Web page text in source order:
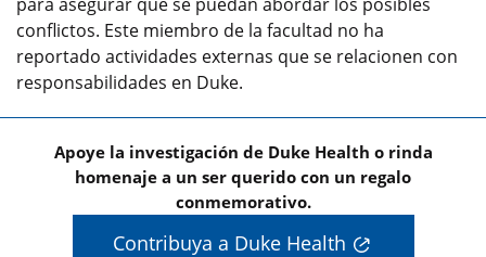
conflictos. Este miembro de la facultad no ha
reportado actividades externas que se relacionen con
responsabilidades en Duke.
Apoye la investigación de Duke Health o rinda
homenaje a un ser querido con un regalo
conmemorativo.
Contribuya a Duke Health